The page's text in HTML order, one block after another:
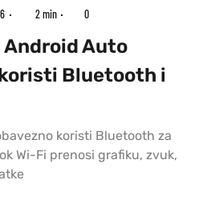
2 min 0
Auto
Bluetooth i
koristi Bluetooth za
Wi-Fi prenosi grafiku, zvuk,